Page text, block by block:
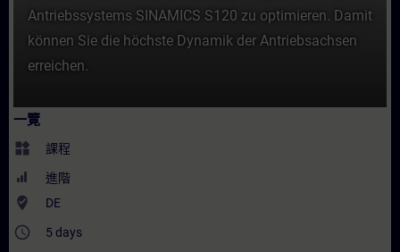
Antriebssystems SINAMICS S120 zu optimieren. Damit
können Sie die höchste Dynamik der Antriebsachsen
erreichen.
一覽
widgets 課程
進階
where_to_vote DE
access_time 5 days